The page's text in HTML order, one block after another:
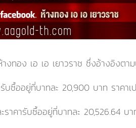
างทอง เอ เอ เยาวราช ซึ่งอ้างอิงต
บซื้ออยู่ที่บาทละ 20,900 บาท ราคา
ราคารับซื้ออยู่ที่บาทละ 20,526.64 บา